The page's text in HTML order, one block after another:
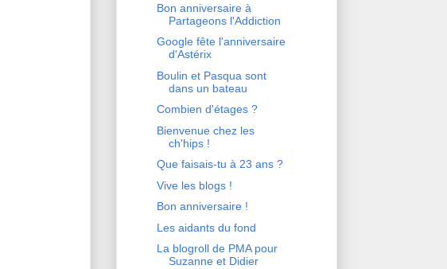
Bon anniversaire à
Partageons l'Addiction
Google fête l'anniversaire
d'Astérix
Boulin et Pasqua sont
dans un bateau
Combien d'étages ?
Bienvenue chez les
ch'hips !
Que faisais-tu à 23 ans ?
Vive les blogs !
Bon anniversaire !
Les aidants du fond
La blogroll de PMA pour
Suzanne et Didier